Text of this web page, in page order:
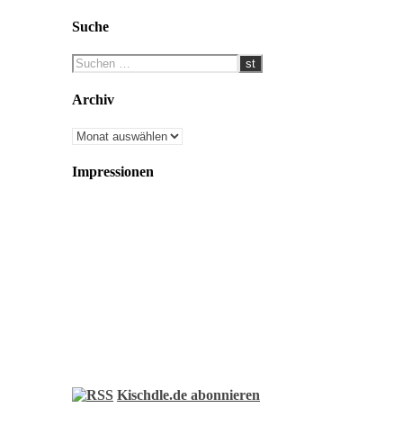
Suche
Archiv
Archiv
Impressionen
Kischdle.de abonnieren